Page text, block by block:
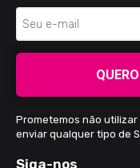
Prometemos não
enviar qualquer tipo de
Siga-nos